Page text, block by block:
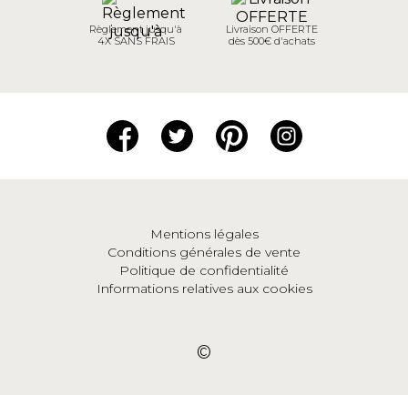
Règlement jusqu'à
4X SANS FRAIS
Livraison OFFERTE
dès 500€ d'achats
Mentions légales
Conditions générales de vente
Politique de confidentialité
Informations relatives aux cookies
©